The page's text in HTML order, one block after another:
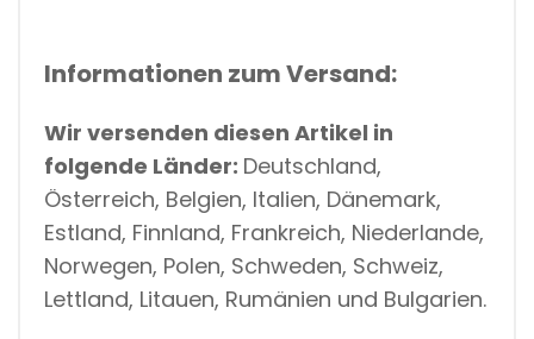
Informationen zum Versand:
Wir versenden diesen Artikel in
folgende Länder: Deutschland,
Österreich, Belgien, Italien, Dänemark,
Estland, Finnland, Frankreich, Niederlande,
Norwegen, Polen, Schweden, Schweiz,
Lettland, Litauen, Rumänien und Bulgarien.